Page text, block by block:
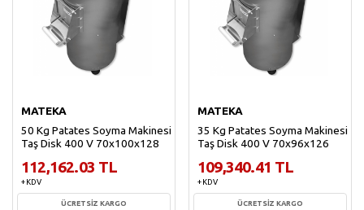
MATEKA
50 Kg Patates Soyma Makinesi
Taş Disk 400 V 70x100x128
112,162.03 TL
+ KDV
ÜCRETSİZ KARGO
MATEKA
35 Kg Patates Soyma Makinesi
Taş Disk 400 V 70x96x126
109,340.41 TL
+ KDV
ÜCRETSİZ KARGO